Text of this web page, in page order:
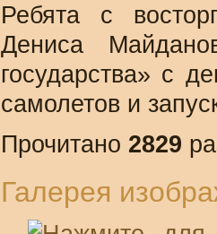
Ребята с
Дениса
государства» с
самолетов и
Прочитано 2829
Галерея